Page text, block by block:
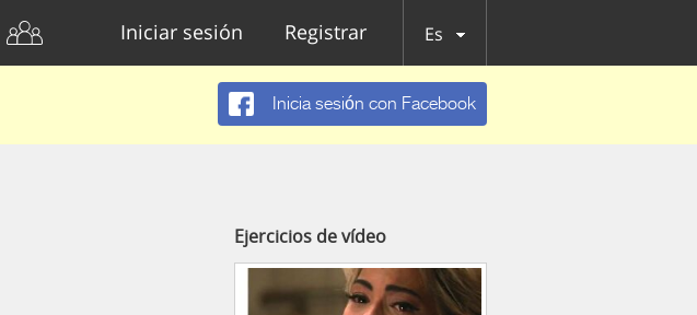
Iniciar sesión Registrar Es
Inicia sesión con Facebook
Ejercicios de vídeo